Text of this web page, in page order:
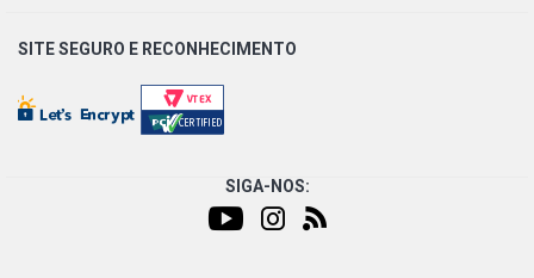
SITE SEGURO E RECONHECIMENTO
SIGA-NOS: